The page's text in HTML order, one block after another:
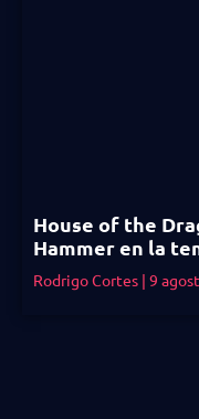
House of the
Hammer en la
Rodrigo Cortes 9